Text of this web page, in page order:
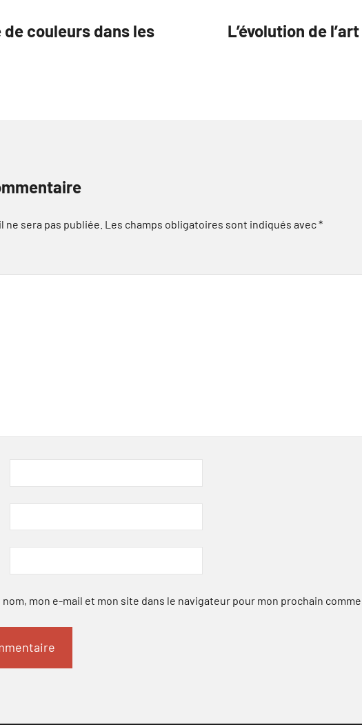
couleurs dans les
L’évolution de
ne sera pas publiée. Les champs obligatoires sont indiqués avec*
mon e-mail et mon site dans le navigateur pour mon prochain